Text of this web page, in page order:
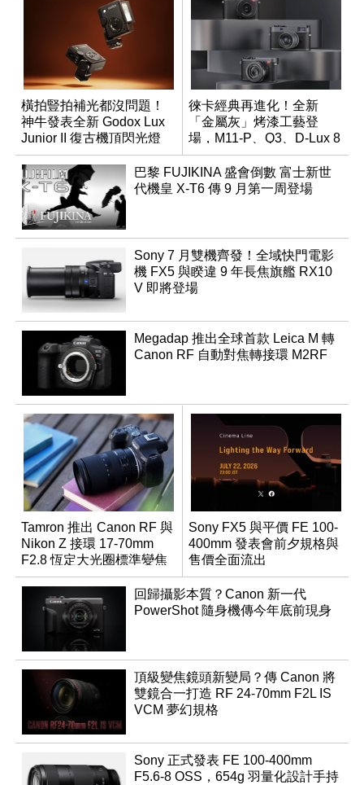
橫拍豎拍補光都沒問題！
神牛發表全新 Godox Lux
Junior II 復古機頂閃光燈
徠卡經典再進化！全新
「金屬灰」烤漆工藝登
場，M11-P、Q3、D-Lux 8
領銜換裝
巴黎 FUJIKINA 盛會倒數 富士新世
代機皇 X-T6 傳 9 月第一周登場
Sony 7 月雙機齊發！全域快門電影
機 FX5 與睽違 9 年長焦旗艦 RX10
V 即將登場
Megadap 推出全球首款 Leica M 轉
Canon RF 自動對焦轉接環 M2RF
Tamron 推出 Canon RF 與
Nikon Z 接環 17-70mm
F2.8 恆定大光圈標準變焦
鏡
Sony FX5 與平價 FE 100-
400mm 發表會前夕規格與
售價全面流出
回歸攝影本質？Canon 新一代
PowerShot 隨身機傳今年底前現身
頂級變焦鏡頭新變局？傳 Canon 將
雙鏡合一打造 RF 24-70mm F2L IS
VCM 夢幻規格
Sony 正式發表 FE 100-400mm
F5.6-8 OSS，654g 羽量化設計手持